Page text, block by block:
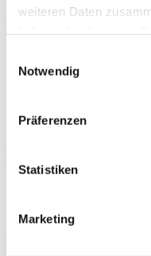
weiteren Daten
Notwendig
Präferenzen
Statistiken
Marketing
Hochhaus Digital
Journal
Kontakt